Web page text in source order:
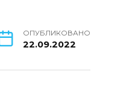
ОПУБЛИКОВАНО
22.09.2022